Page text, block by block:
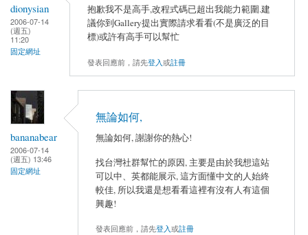
dionysian
2006-07-14
(週五)
11:20
固定網址
抱歉我不是高手,改程式碼已超出我能力範圍.建
議你到Gallery提出實際請求看看(不是廣泛的目
標)或許有高手可以幫忙
發表回應前，請先登入或註冊
bananabear
2006-07-14
(週五) 13:46
固定網址
無論如何,
無論如何, 謝謝你的熱心!
找台灣社群幫忙的原因, 主要是由於我想這站
可以中、英都能展示, 這方面懂中文的人始終
較佳, 所以我還是想看看這裡有沒有人有這個
興趣!
發表回應前，請先登入或註冊